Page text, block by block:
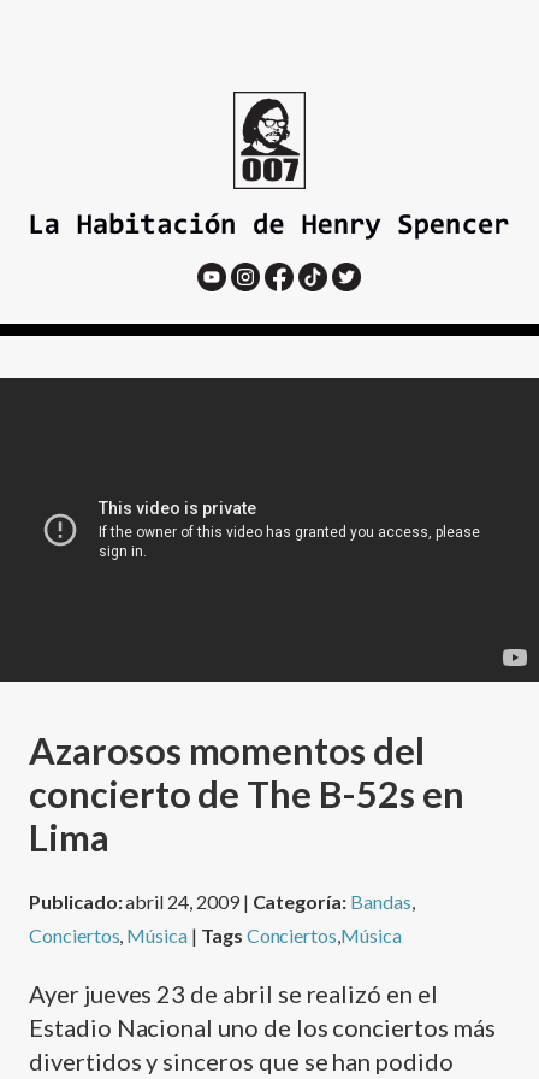
Azarosos momentos del
concierto de The B-52s en
Lima
Publicado:abril 24, 2009 | Categoría: Bandas
Conciertos Música | Tags Conciertos Música
Ayer jueves 23 de abril se realizó en el
Estadio Nacional uno de los conciertos más
divertidos y sinceros que se han podido